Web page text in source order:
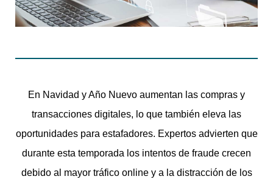
En Navidad y Año Nuevo aumentan las compras y
transacciones digitales, lo que también eleva las
oportunidades para estafadores. Expertos advierten que
durante esta temporada los intentos de fraude crecen
debido al mayor tráfico online y a la distracción de los